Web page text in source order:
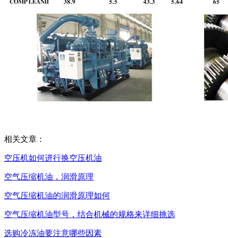
相关文章：
空压机如何进行换空压机油
空气压缩机油，润滑原理
空气压缩机油的润滑原理如何
空气压缩机油型号，结合机械的规格来详细挑选
选购冷冻油要注意哪些因素